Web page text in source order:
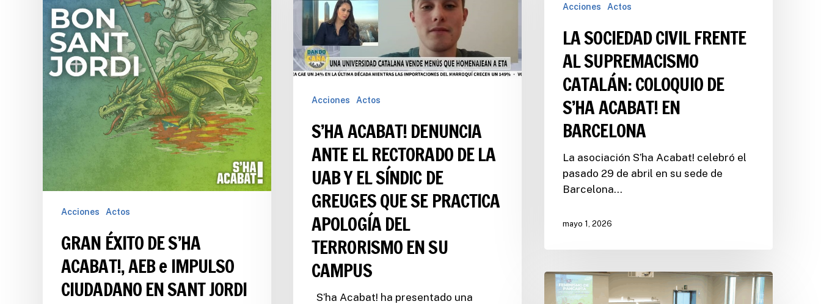
Acciones Actos
LA SOCIEDAD CIVIL FRENTE
AL SUPREMACISMO
CATALÁN: COLOQUIO DE
S’HA ACABAT! EN
BARCELONA
La asociación S’ha Acabat! celebró el
pasado 29 de abril en su sede de
Barcelona…
mayo 1, 2026
Acciones Actos
GRAN ÉXITO DE S’HA
ACABAT!, AEB e IMPULSO
CIUDADANO EN SANT JORDI
Acciones Actos
S’HA ACABAT! DENUNCIA
ANTE EL RECTORADO DE LA
UAB Y EL SÍNDIC DE
GREUGES QUE SE PRACTICA
APOLOGÍA DEL
TERRORISMO EN SU
CAMPUS
S’ha Acabat! ha presentado una